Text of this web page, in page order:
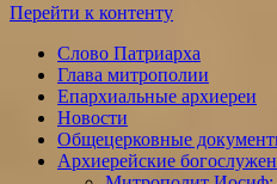
Перейти к контенту
Слово Патриарха
Глава митрополии
Епархиальные архиереи
Новости
Общецерковные
Архиерейские